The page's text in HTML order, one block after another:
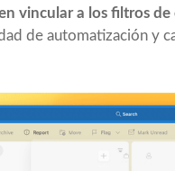
vincular a los filtros
de automatización y